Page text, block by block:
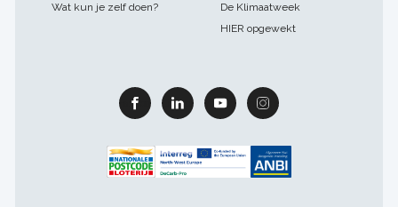
Wat kun je zelf doen?
De Klimaatweek
HIER opgewekt
Facebook Linkedin Youtube Instagram